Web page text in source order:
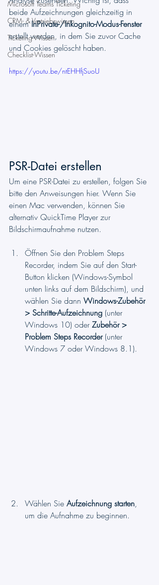
Microsoft Teams Ticketing
CRM- & Vertriebswissen
Ticketing-Wissen
Checklist-Wissen
beide Aufzeichnungen gleichzeitig in
einem InPrivate-/Inkognito-Modus-Fenster
erstellt werden, in dem Sie zuvor Cache
und Cookies gelöscht haben.
https://youtu.be/ntEHHfjSuoU
PSR-Datei erstellen
Um eine PSR-Datei zu erstellen, folgen Sie
bitte den Anweisungen hier. Wenn Sie
einen Mac verwenden, können Sie
alternativ QuickTime Player zur
Bildschirmaufnahme nutzen.
Öffnen Sie den Problem Steps
Recorder, indem Sie auf den Start-
Button klicken (Windows-Symbol
unten links auf dem Bildschirm), und
wählen Sie dann Windows-Zubehör
> Schritte-Aufzeichnung (unter
Windows 10) oder Zubehör >
Problem Steps Recorder (unter
Windows 7 oder Windows 8.1).
Wählen Sie Aufzeichnung starten,
um die Aufnahme zu beginnen.